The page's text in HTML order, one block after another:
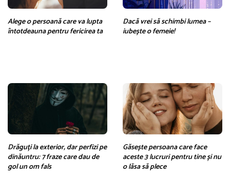
Alege o persoană care va lupta
întotdeauna pentru fericirea ta
Dacă vrei să schimbi lumea –
iubește o femeie!
Drăguți la exterior, dar perfizi pe
dinăuntru: 7 fraze care dau de
gol un om fals
Găsește persoana care face
aceste 3 lucruri pentru tine și nu
o lăsa să plece